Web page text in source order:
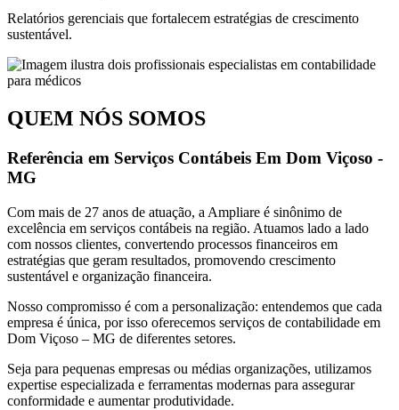
Relatórios gerenciais que fortalecem estratégias de crescimento
sustentável.
QUEM NÓS SOMOS
Referência em Serviços Contábeis Em Dom Viçoso -
MG
Com mais de 27 anos de atuação, a Ampliare é sinônimo de
excelência em serviços contábeis na região. Atuamos lado a lado
com nossos clientes, convertendo processos financeiros em
estratégias que geram resultados, promovendo crescimento
sustentável e organização financeira.
Nosso compromisso é com a personalização: entendemos que cada
empresa é única, por isso oferecemos serviços de contabilidade em
Dom Viçoso – MG de diferentes setores.
Seja para pequenas empresas ou médias organizações, utilizamos
expertise especializada e ferramentas modernas para assegurar
conformidade e aumentar produtividade.